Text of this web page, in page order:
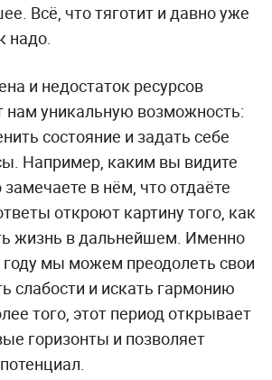
Всё, что тяготит и давно уже
надо.
и недостаток ресурсов
нам уникальную возможность:
состояние и задать себе
Например, каким вы видите
замечаете в нём, что отдаёте
откроют картину того, как
жизнь в дальнейшем. Именно
мы можем преодолеть свои
слабости и искать гармонию
того, этот период открывает
горизонты и позволяет